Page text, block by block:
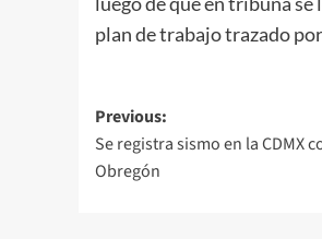
plan de trabajo trazado
Post
navigation
Previous:
Se registra sismo en la CDMX
Obregón